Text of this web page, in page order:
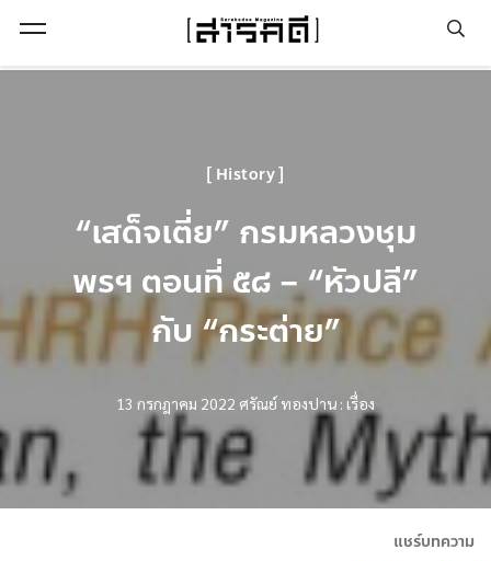
History
“เสด็จเตี่ย” กรมหลวงชุม
พรฯ ตอนที่ ๕๘ – “หัวปลี”
กับ “กระต่าย”
13 กรกฎาคม 2022 ศรัณย์ ทองปาน : เรื่อง
แชร์บทความ